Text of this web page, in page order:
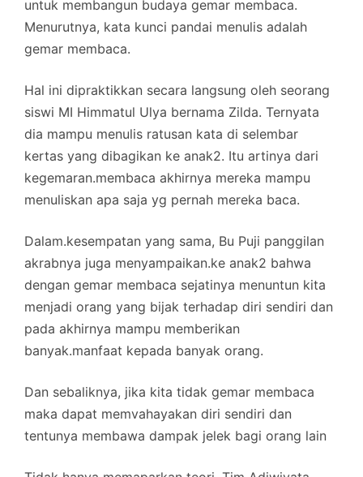
untuk membangun budaya gemar membaca.
Menurutnya, kata kunci pandai menulis adalah
gemar membaca.
Hal ini dipraktikkan secara langsung oleh seorang
siswi MI Himmatul Ulya bernama Zilda. Ternyata
dia mampu menulis ratusan kata di selembar
kertas yang dibagikan ke anak2. Itu artinya dari
kegemaran.membaca akhirnya mereka mampu
menuliskan apa saja yg pernah mereka baca.
Dalam.kesempatan yang sama, Bu Puji panggilan
akrabnya juga menyampaikan.ke anak2 bahwa
dengan gemar membaca sejatinya menuntun kita
menjadi orang yang bijak terhadap diri sendiri dan
pada akhirnya mampu memberikan
banyak.manfaat kepada banyak orang.
Dan sebaliknya, jika kita tidak gemar membaca
maka dapat memvahayakan diri sendiri dan
tentunya membawa dampak jelek bagi orang lain